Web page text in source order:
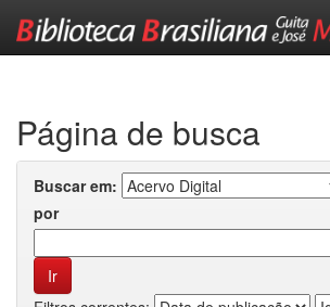
Página de busca
Buscar em:
por